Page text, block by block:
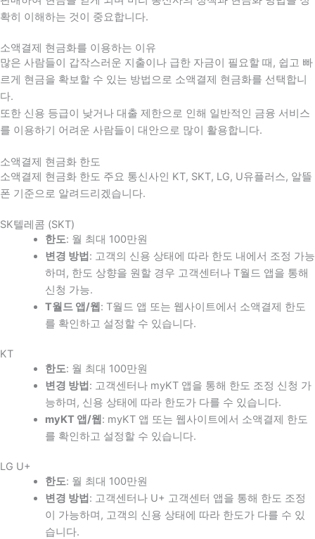
확히 이해하는 것이 중요합니다.
소액결제 현금화를 이용하는 이유
많은 사람들이 갑작스러운 지출이나 급한 자금이 필요할 때 , 쉽고 빠
르게 현금을 확보할 수 있는 방법으로 소액결제 현금화를 선택합니
다.
또한 신용 등급이 낮거나 대출 제한으로 인해 일반적인 금융 서비스
를 이용하기 어려운 사람들이 대안으로 많이 활용합니다.
소액결제 현금화 한도
소액결제 현금화 한도 주요 통신사인 KT, SKT, LG, U유플러스, 알뜰
폰 기준으로 알려드리겠습니다.
SK텔레콤 (SKT)
한도: 월 최대 100만원
변경 방법 : 고객의 신용 상태에 따라 한도 내에서 조정 가능
하며, 한도 상향을 원할 경우 고객센터나 T월드 앱을 통해
신청 가능.
T월드 앱/웹 : T월드 앱 또는 웹사이트에서 소액결제 한도
를 확인하고 설정할 수 있습니다.
KT
한도: 월 최대 100만원
변경 방법 : 고객센터나 myKT 앱을 통해 한도 조정 신청 가
능하며, 신용 상태에 따라 한도가 다를 수 있습니다.
myKT 앱/웹 : myKT 앱 또는 웹사이트에서 소액결제 한도
를 확인하고 설정할 수 있습니다.
LG U+
한도: 월 최대 100만원
변경 방법 : 고객센터나 U+ 고객센터 앱을 통해 한도 조정
이 가능하며, 고객의 신용 상태에 따라 한도가 다를 수 있
습니다.